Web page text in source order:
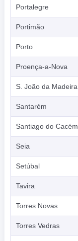
Portalegre
Portimão
Porto
Proença-a-Nova
S. João da Madeira
Santarém
Santiago do Cacém
Seia
Setúbal
Tavira
Torres Novas
Torres Vedras